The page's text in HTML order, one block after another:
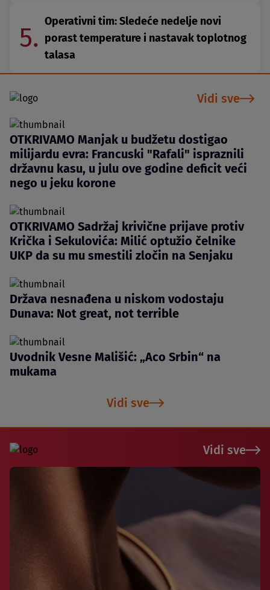
5.
Operativni tim: Sledeće nedelje novi
porast temperature i nastavak toplotnog
talasa
Vidi sve
OTKRIVAMO Manjak u budžetu dostigao
milijardu evra: Francuski "Rafali" ispraznili
državnu kasu, u julu ove godine deficit veći
nego u jeku korone
OTKRIVAMO Sadržaj krivične prijave protiv
Krička i Sekulovića: Milić optužio čelnike
UKP da su mu smestili zločin na Senjaku
Država nesnađena u niskom vodostaju
Dunava: Not great, not terrible
Uvodnik Vesne Mališić: „Aco Srbin“ na
mukama
Vidi sve
Vidi sve